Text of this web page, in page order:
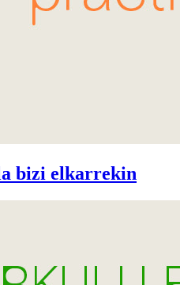
bizi elkarrekin